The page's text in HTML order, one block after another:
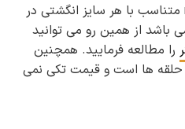
حلقه ست نقره ازدواج rg-n770 متناسب با هر سایز انگشتی در
باشد از همین رو می توانید
را مطالعه فرمایید. همچنین
ها است و قیمت تکی نمی